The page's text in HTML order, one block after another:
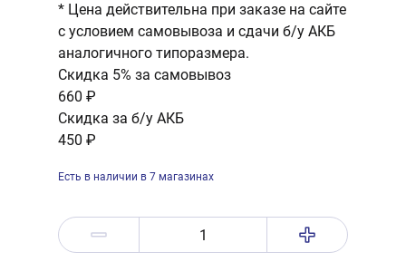
* Цена действительна при заказе на сайте
с условием самовывоза и сдачи б/у АКБ
аналогичного типоразмера.
Скидка 5% за самовывоз
660 ₽
Скидка за б/у АКБ
450 ₽
Есть в наличии в 7 магазинах